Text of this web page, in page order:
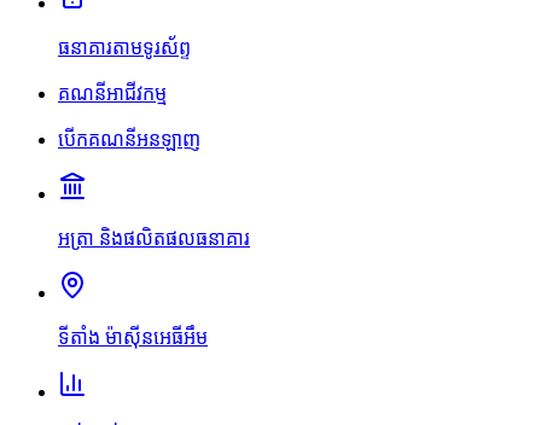
ធនាគារតាមទូរស័ព្ទ
គណនីអាជីវកម្ម
បើកគណនីអនឡាញ
អត្រា និងផលិតផលធនាគារ
ទីតាំង ម៉ាស៊ីនអេធីអឹម